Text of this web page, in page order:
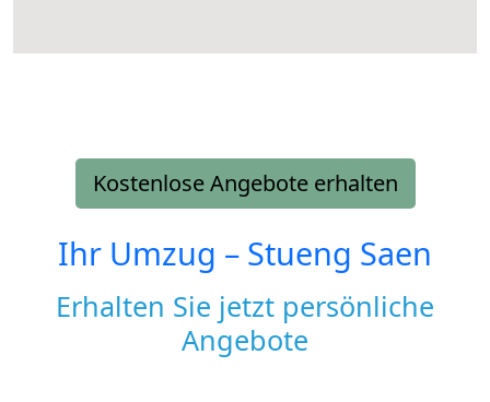
Kostenlose Angebote erhalten
Ihr Umzug – Stueng Saen
Erhalten Sie jetzt persönliche
Angebote